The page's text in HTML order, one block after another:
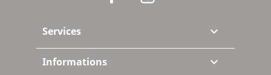
Services 
Informations 